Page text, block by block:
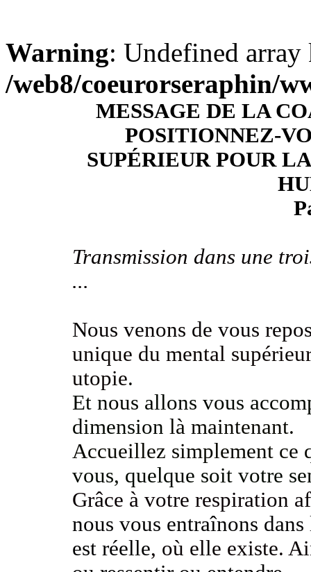
Warning: Undefined
/web8/coeurorseraphin/
MESSAGE DE LA
POSITIONNEZ-
SUPÉRIEUR POUR
Transmission dans une
...
Nous venons de vous
unique du mental
utopie.
Et nous allons vous
dimension là maintenant.
Accueillez simplement ce
vous, quelque soit votre
Grâce à votre respiration
nous vous entraînons
est réelle, où elle existe.